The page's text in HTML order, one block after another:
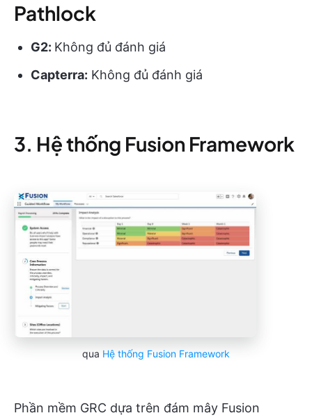
Pathlock
G2: Không đủ đánh giá
Capterra: Không đủ đánh giá
3. Hệ thống Fusion Framework
qua Hệ thống Fusion Framework
Phần mềm GRC dựa trên đám mây Fusion